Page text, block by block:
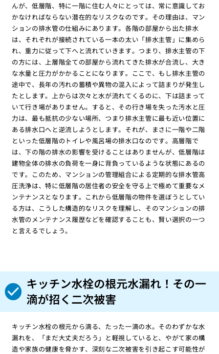
んが、低層階、特に一階に住む人々にとっては、常に意識してお
かなければならない潜在的なリスクなのです。その理由は、マン
ションの排水管の仕組みにあります。各階の部屋から出た排水
は、それぞれが接続されている一本の太い「排水主管」に集めら
れ、重力に従って下へと流れていきます。つまり、排水主管の下
の方には、上層階全ての部屋から流れてきた排水が合流し、大き
な水量と圧力がかかることになります。ここで、もし排水主管の
途中で、長年の汚れの蓄積や異物の混入によって詰まりが発生し
たとします。上からは次々と水が流れてくるのに、下は詰まって
いて行き場がありません。すると、その行き場を失った汚水と圧
力は、最も抵抗の少ない場所、つまり排水主管に最も近い位置に
ある排水口へと逆流しようとします。それが、まさに一階や二階
といった低層階のトイレや風呂場の排水口なのです。高層階で
は、下の階の排水の影響を受けることはありませんが、低層階は
建物全体の排水の負荷を一身に背負っているような状態にあるの
です。このため、マンションの管理組合による定期的な排水管高
圧洗浄は、特に低層階の居住者の安全を守る上で極めて重要なメ
ンテナンスとなります。これから低層階の物件を選ぼうとしてい
る方は、こうした構造的なリスクを理解し、そのマンションの排
水管のメンテナンス履歴などを確認することも、賢い選択の一つ
と言えるでしょう。
キッチン水栓の根元水漏れ！その一
滴が招く二次被害
キッチン水栓の根元から滴る、たった一滴の水。そのわずかな水
漏れを、「まだ大丈夫だろう」と軽視していると、やがて家の構
造や家族の健康を脅かす、深刻な二次被害を引き起こす可能性が